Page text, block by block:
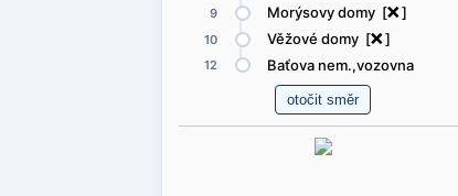
9 Morýsovy domy [ë]
10 Věžové domy [ë]
12 Baťova nem.,vozovna